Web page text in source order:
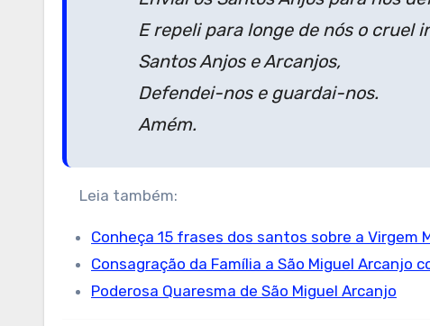
E repeli para longe de nós o cruel
Santos Anjos e Arcanjos,
Defendei-nos e guardai-nos.
Amém.
Leia também:
Conheça 15 frases dos santos sobre a Virgem
Consagração da Família a São Miguel Arcanjo
Poderosa Quaresma de São Miguel Arcanjo